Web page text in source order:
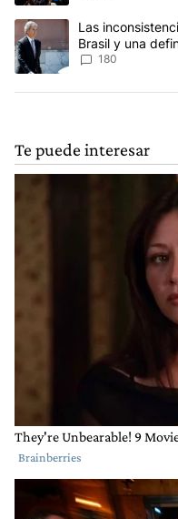
Un artículo de tendencia
Las
Brasil y una
concepto
180